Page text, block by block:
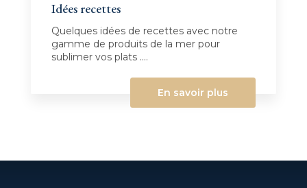
Idées recettes
Quelques idées de recettes avec notre
gamme de produits de la mer pour
sublimer vos plats ....
En savoir plus